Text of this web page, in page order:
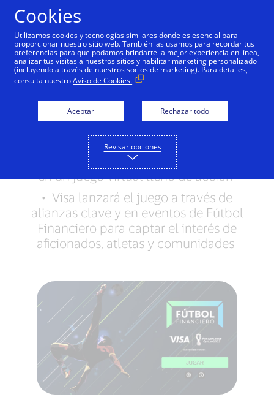
Visa apunta a las metas
financieras con nuevo
videojuego de fútbol
juego Fútbol Financiero, combinando
entretenimiento y educación financiera
en un juego virtual lleno de acción
• Visa lanzará el juego a través de
alianzas clave y en eventos de Fútbol
Financiero para captar el interés de
aficionados, atletas y comunidades
Cookies
Utilizamos cookies y tecnologías similares donde es esencial para
proporcionar nuestro sitio web. También las usamos para recordar tus
preferencias para que podamos brindarte la mejor experiencia en línea,
analizar tus visitas a nuestros sitios y habilitar marketing personalizado
(incluyendo a través de nuestros socios de marketing). Para detalles,
consulta nuestroAviso de Cookies.
Aceptar Rechazar todo
Revisar opciones